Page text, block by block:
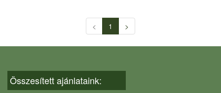
< 1 >
Összesített ajánlataink: